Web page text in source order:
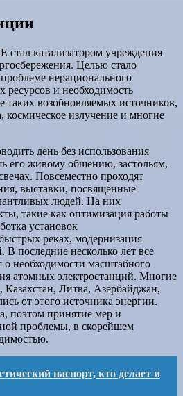
стал катализатором учреждения
Целью стало
нерационального
ресурсов и необходимость
таких возобновляемых источников,
космическое излучение и многие
день без использования
его живому общению, застольям,
Повсеместно проходят
выставки, посвященные
людей. На них
такие как оптимизация работы
установок
реках, модернизация
В последние несколько лет все
о необходимости масштабного
атомных электростанций. Многие
Казахстан, Литва, Азербайджан,
от этого источника энергии.
поэтом принятие мер и
проблемы, в скорейшем
паспорт, кто делает и